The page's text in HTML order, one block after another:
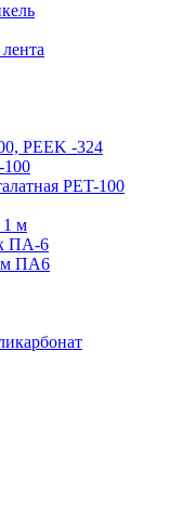
PEEK -324
100
PET-100
1 м
ПА-6
ПА6